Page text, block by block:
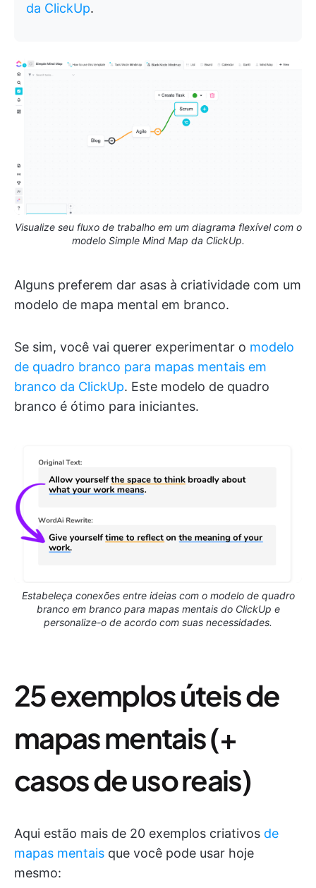
da ClickUp.
Visualize seu fluxo de trabalho em um diagrama flexível com o
modelo Simple Mind Map da ClickUp.
Alguns preferem dar asas à criatividade com um
modelo de mapa mental em branco.
Se sim, você vai querer experimentar o modelo
de quadro branco para mapas mentais em
branco da ClickUp. Este modelo de quadro
branco é ótimo para iniciantes.
Estabeleça conexões entre ideias com o modelo de quadro
branco em branco para mapas mentais do ClickUp e
personalize-o de acordo com suas necessidades.
25 exemplos úteis de
mapas mentais (+
casos de uso reais)
Aqui estão mais de 20 exemplos criativos de
mapas mentais que você pode usar hoje
mesmo: